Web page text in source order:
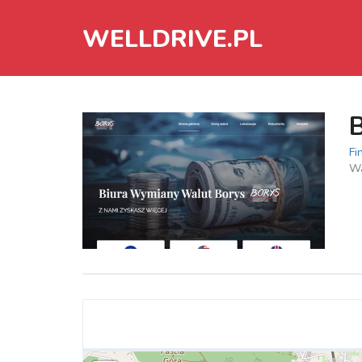
WELLDRIVE.PL